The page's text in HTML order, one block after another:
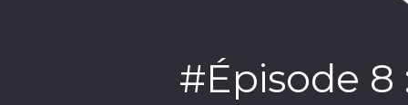
#Épisode 8